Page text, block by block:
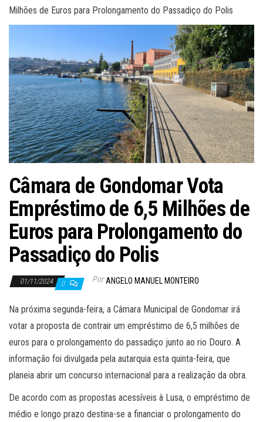
Milhões de Euros para Prolongamento do Passadiço do Polis
Câmara de Gondomar Vota
Empréstimo de 6,5 Milhões de
Euros para Prolongamento do
Passadiço do Polis
01/11/2024 0 Por ANGELO MANUEL MONTEIRO
Na próxima segunda-feira, a Câmara Municipal de Gondomar irá
votar a proposta de contrair um empréstimo de 6,5 milhões de
euros para o prolongamento do passadiço junto ao rio Douro. A
informação foi divulgada pela autarquia esta quinta-feira, que
planeia abrir um concurso internacional para a realização da obra.
De acordo com as propostas acessíveis à Lusa, o empréstimo de
médio e longo prazo destina-se a financiar o prolongamento do